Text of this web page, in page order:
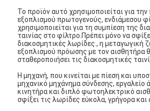
Το προϊόν αυτό χρησιμοποιείται για
εξοπλισμού πρωτογενούς, ενδιάμεσου
χρησιμοποιείται για τη συμπίεση της
ταινίας στο φίλτρο.Πρέπει μόνο να
διακοσμητικές λωρίδες., η μεταγωγική
εξοπλισμού πρόωσης με τον αισθητήρα
σταθεροποιήσει τις διακοσμητικές
Η μηχανή, που κινείται με πίεση και
μηχανικό μηχάνημα σύνδεσης, εργαλείο
κινητήρα και διπλό φωτοηλεκτρικό
σφίξει τις λωρίδες εύκολα, γρήγορα και